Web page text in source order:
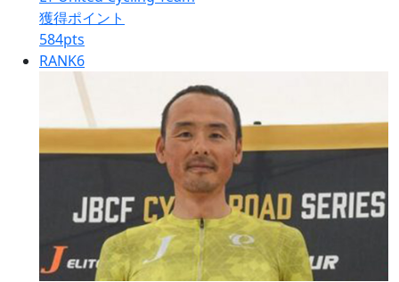
獲得ポイント
584pts
RANK6